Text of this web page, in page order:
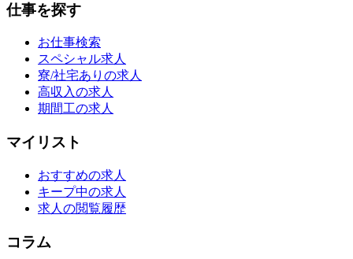
仕事を探す
お仕事検索
スペシャル求人
寮/社宅ありの求人
高収入の求人
期間工の求人
マイリスト
おすすめの求人
キープ中の求人
求人の閲覧履歴
コラム